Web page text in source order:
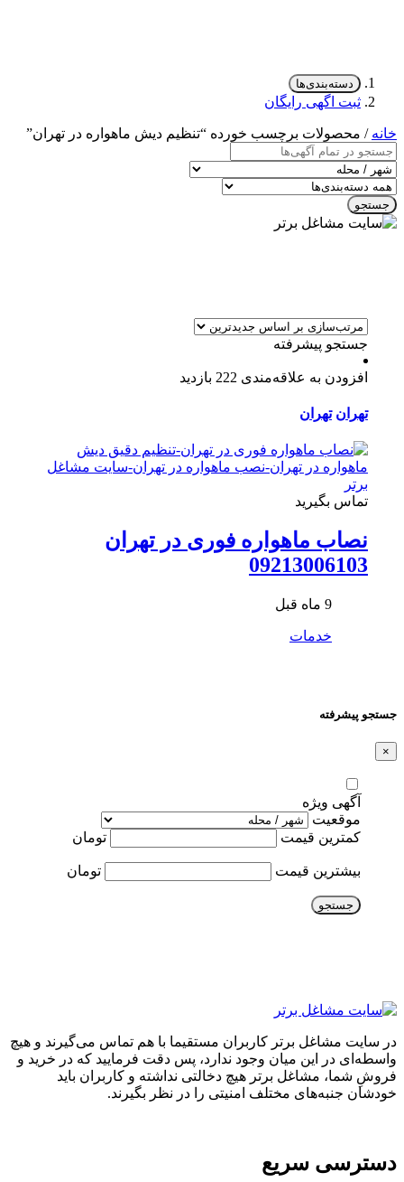
دسته‌بندی‌ها
ثبت اگهی رایگان
خانه / محصولات برچسب خورده “تنظیم دیش ماهواره در تهران”
جستجو
جستجو پیشرفته
افزودن به علاقه‌مندی 222 بازدید
تهران تهران
تماس بگیرید
نصاب ماهواره فوری در تهران
09213006103
9 ماه قبل
خدمات
جستجو پیشرفته
×
آگهی ویژه
موقعیت
کمترین قیمت
تومان
بیشترین قیمت تومان
جستجو
در سایت مشاغل برتر کاربران مستقیما با هم تماس می‌گیرند و هیچ
واسطه‌ای در این میان وجود ندارد، پس دقت فرمایید که در خرید و
فروشِ شما، مشاغل برتر هیچ دخالتی نداشته و کاربران باید
خودشان جنبه‌های مختلف امنیتی را در نظر بگیرند.
دسترسی سریع